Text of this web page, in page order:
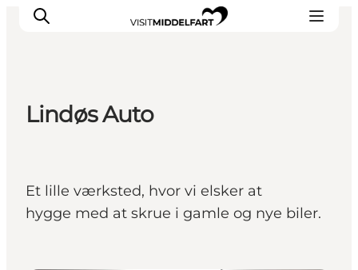
Overnatning
Book oplevelse
Lindøs Auto
Et lille værksted, hvor vi elsker at
hygge med at skrue i gamle og nye biler.